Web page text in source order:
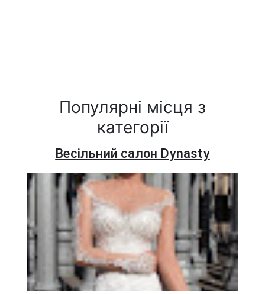
Популярні місця з
категорії
Весільний салон Dynasty